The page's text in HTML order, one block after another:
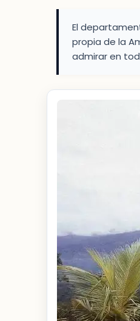
El
propia de la
admirar en